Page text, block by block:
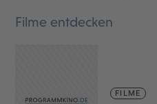
Filme entdecken
FILME